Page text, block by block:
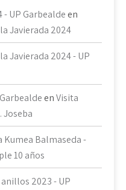
UP Garbealdeen
Javierada 2024
Javierada 2024 - UP
enVisita
Joseba
Kumea Balmaseda -
10 años
2023 - UP